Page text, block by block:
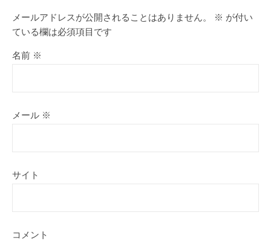
メールアドレスが公開されることはありません。 ※ が付い
ている欄は必須項目です
名前 ※
メール ※
サイト
コメント